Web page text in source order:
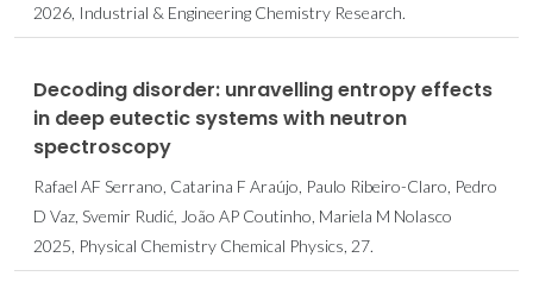
2026, Industrial & Engineering Chemistry Research.
Decoding disorder: unravelling entropy effects
in deep eutectic systems with neutron
spectroscopy
Rafael AF Serrano, Catarina F Araújo, Paulo Ribeiro-Claro, Pedro
D Vaz, Svemir Rudić, João AP Coutinho, Mariela M Nolasco
2025, Physical Chemistry Chemical Physics, 27.